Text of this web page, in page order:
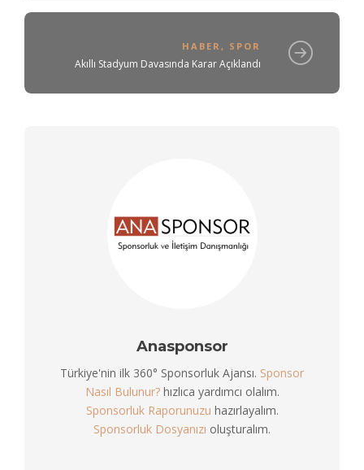
HABER , SPOR
Akıllı Stadyum Davasında Karar Açıklandı
Anasponsor
Türkiye'nin ilk 360° Sponsorluk Ajansı. Sponsor
Nasıl Bulunur?hızlıca yardımcı olalım.
Sponsorluk Raporunuzu hazırlayalım.
Sponsorluk Dosyanızı oluşturalım.